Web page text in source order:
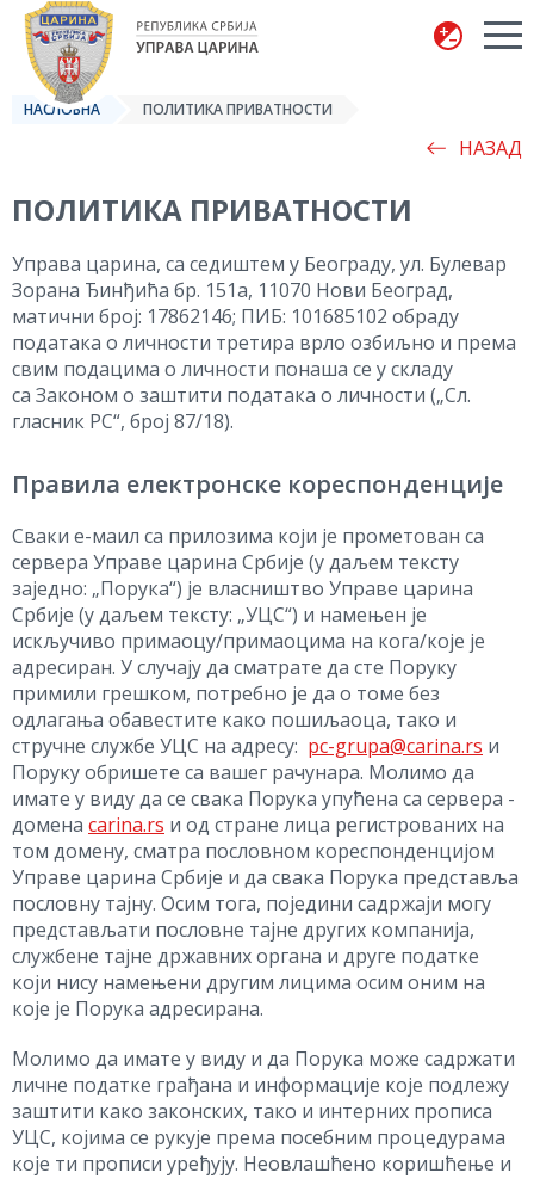
Управа царина
НАСЛОВНА ПОЛИТИКА ПРИВАТНОСТИ
НАЗАД
ПОЛИТИКА ПРИВАТНОСТИ
Управа царина, са седиштем у Београду, ул. Булевар
Зорана Ђинђића бр. 151а, 11070 Нови Београд,
матични број: 17862146; ПИБ: 101685102 обраду
података о личности третира врло озбиљно и према
свим подацима о личности понаша се у складу
са Законом о заштити података о личности („Сл.
гласник РС“, број 87/18).
Правила електронске кореспонденције
Сваки е-маил са прилозима који је прометован са
сервера Управе царина Србије (у даљем тексту
заједно: „Порука“) је власништво Управе царина
Србије (у даљем тексту: „УЦС“) и намењен је
искључиво примаоцу/примаоцима на кога/које је
адресиран. У случају да сматрате да сте Поруку
примили грешком, потребно је да о томе без
одлагања обавестите како пошиљаоца, тако и
стручне службе УЦС на адресу: pc-grupa@carina.rs и
Поруку обришете са вашег рачунара. Молимо да
имате у виду да се свака Порука упућена са сервера -
домена carina.rs и од стране лица регистрованих на
том домену, сматра пословном кореспонденцијом
Управе царина Србије и да свака Порука представља
пословну тајну. Осим тога, поједини садржаји могу
представљати пословне тајне других компанија,
службене тајне државних органа и друге податке
који нису намењени другим лицима осим оним на
које је Порука адресирана.
Молимо да имате у виду и да Порука може садржати
личне податке грађана и информације које подлежу
заштити како законских, тако и интерних прописа
УЦС, којима се рукује према посебним процедурама
које ти прописи уређују. Неовлашћено коришћење и